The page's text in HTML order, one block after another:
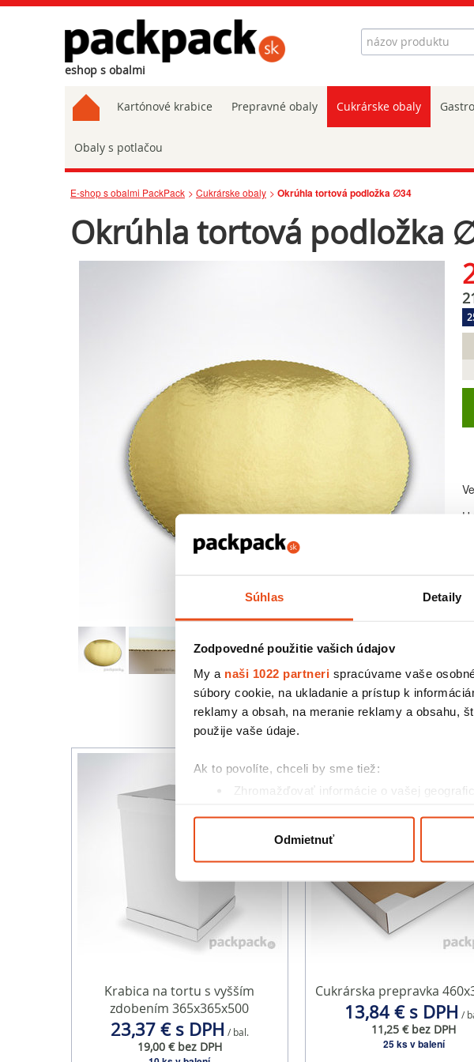
Súhlas Detaily
Zodpovedné použitie vašich údajov
My a naši 1022 partneri spracúvame vaše
súbory cookie, na ukladanie a prístup k
reklamy a obsah, na meranie reklamy a obsahu,
použije vaše údaje.
Ak to povolíte, chceli by sme tiež:
Zhromažďovať informácie o vašej
kedykoľvek zmeniť alebo odvolať cez Vyhlásenie
Na prispôsobenie obsahu a reklám,
cookie. Informácie o tom, ako používate naše
médií, inzercie a analýzy. Títo partneri môžu
alebo ktoré od vás získali, keď ste používali ich
Odmietnuť
eshop s obalmi
Hľadať
Kartónové krabice Prepravné obaly Cukrárske obaly
Obaly s potlačou
E-shop s obalmi PackPack Cukrárske obaly Okrúhla tortová podložka ∅34
Okrúhla tortová podložka
Krabica na tortu s vyšším
zdobením 365x365x500
23,37 € s DPH / bal.
19,00 € bez DPH
Cukrárska prepravka
13,84 € s DPH /
11,25 € bez DPH
25 ks v balení